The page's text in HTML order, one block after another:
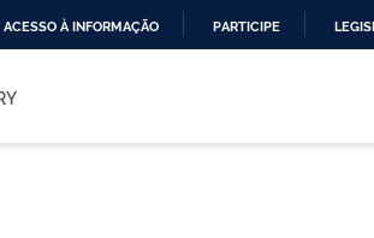
ACESSO À INFORMAÇÃO PARTICIPE